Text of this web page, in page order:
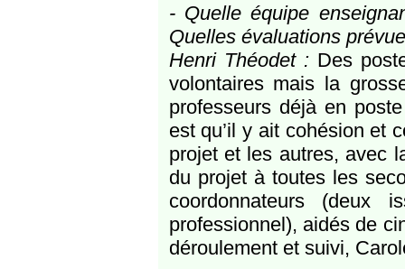
- Quelle équipe
Quelles évaluations
Henri Théodet :Des
volontaires mais la
professeurs déjà en
est qu’il y ait cohésion et
projet et les autres, avec
du projet à toutes les
coordonnateurs (deux
professionnel), aidés de
déroulement et suivi,